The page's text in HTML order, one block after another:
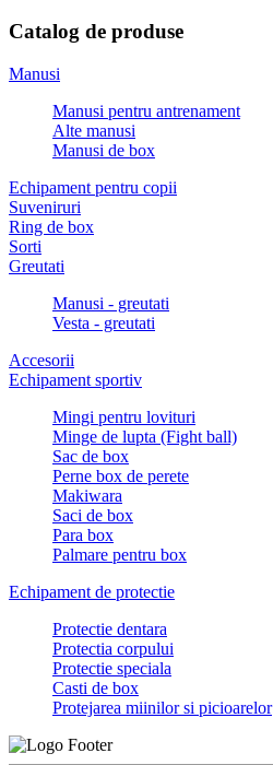
Catalog de produse
Manusi
Manusi pentru antrenament
Alte manusi
Manusi de box
Echipament pentru copii
Suveniruri
Ring de box
Sorti
Greutati
Manusi - greutati
Vesta - greutati
Accesorii
Echipament sportiv
Mingi pentru lovituri
Minge de lupta (Fight ball)
Sac de box
Perne box de perete
Makiwara
Saci de box
Para box
Palmare pentru box
Echipament de protectie
Protectie dentara
Protectia corpului
Protectie speciala
Casti de box
Protejarea miinilor si picioarelor